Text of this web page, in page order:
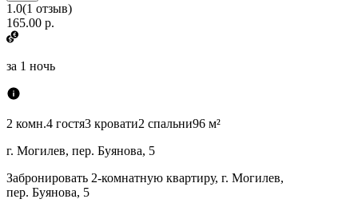
1.0(1 отзыв)
165.00 р.
за 1 ночь
2 комн.4 гостя3 кровати2 спальни96 м²
г. Могилев, пер. Буянова, 5
Забронировать 2-комнатную квартиру, г. Могилев,
пер. Буянова, 5